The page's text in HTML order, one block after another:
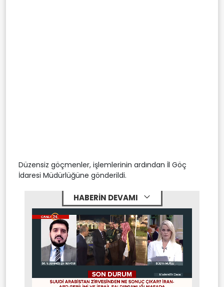
Düzensiz göçmenler, işlemlerinin ardından İl Göç
İdaresi Müdürlüğüne gönderildi.
HABERİN DEVAMI